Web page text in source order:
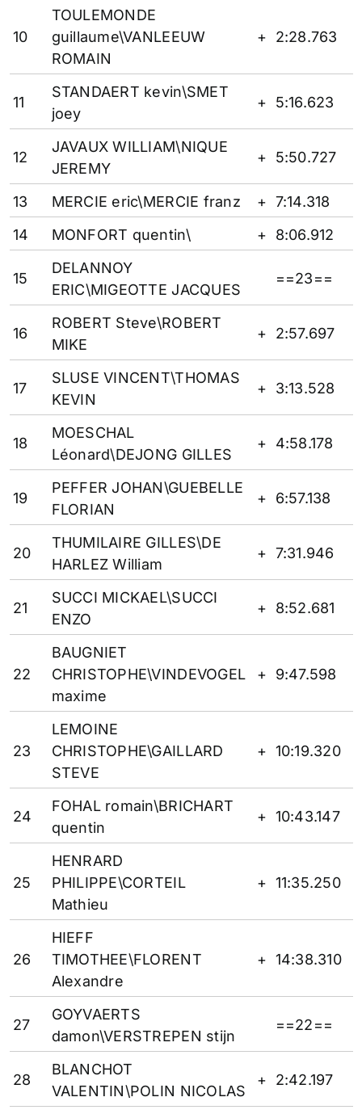
10
TOULEMONDE
guillaume\VANLEEUW
ROMAIN
+ 2:28.763
11
STANDAERT kevin\SMET
joey
+ 5:16.623
12
JAVAUX WILLIAM\NIQUE
JEREMY
+ 5:50.727
13 MERCIE eric\MERCIE franz + 7:14.318
14
MONFORT quentin\ + 8:06.912
15
DELANNOY
ERIC\MIGEOTTE JACQUES
==23==
16
ROBERT Steve\ROBERT
MIKE
+ 2:57.697
17
SLUSE VINCENT\THOMAS
KEVIN
+ 3:13.528
18
MOESCHAL
Léonard\DEJONG GILLES
+ 4:58.178
19
PEFFER JOHAN\GUEBELLE
FLORIAN
+ 6:57.138
20
THUMILAIRE GILLES\DE
HARLEZ William
+ 7:31.946
21
SUCCI MICKAEL\SUCCI
ENZO
+ 8:52.681
22
BAUGNIET
CHRISTOPHE\VINDEVOGEL
maxime
+ 9:47.598
23
LEMOINE
CHRISTOPHE\GAILLARD
STEVE
+ 10:19.320
24
FOHAL romain\BRICHART
quentin
+ 10:43.147
25
HENRARD
PHILIPPE\CORTEIL
Mathieu
+ 11:35.250
26
HIEFF
TIMOTHEE\FLORENT
Alexandre
+ 14:38.310
27
GOYVAERTS
damon\VERSTREPEN stijn
==22==
28
BLANCHOT
VALENTIN\POLIN NICOLAS
+ 2:42.197